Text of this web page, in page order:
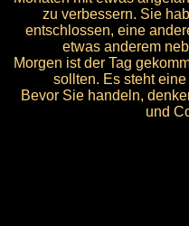
zu verbessern. Sie
entschlossen, eine
etwas anderem
Morgen ist der Tag
sollten. Es steht
Bevor Sie handeln,
und